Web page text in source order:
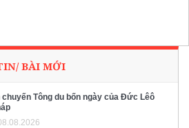
BÀI MỚI
Tông du bốn ngày của Đức Lêô